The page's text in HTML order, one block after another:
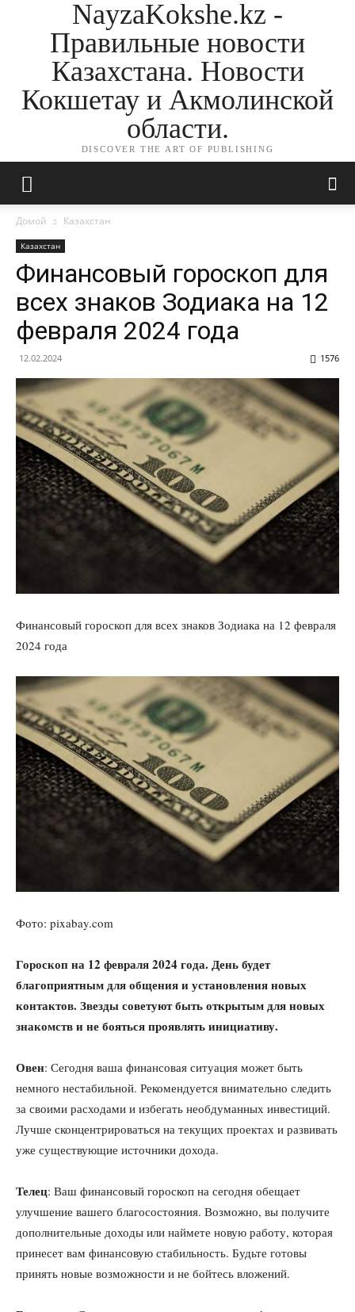
NayzaKokshe.kz -
Правильные новости
Казахстана. Новости
Кокшетау и Акмолинской
области.
DISCOVER THE ART OF PUBLISHING
Домой Казахстан
Казахстан
Финансовый гороскоп для
всех знаков Зодиака на 12
февраля 2024 года
12.02.2024 1576
Финансовый гороскоп для всех знаков Зодиака на 12 февраля
2024 года
Фото: pixabay.com
Гороскоп на 12 февраля 2024 года. День будет
благоприятным для общения и установления новых
контактов. Звезды советуют быть открытым для новых
знакомств и не бояться проявлять инициативу.
Овен: Сегодня ваша финансовая ситуация может быть
немного нестабильной. Рекомендуется внимательно следить
за своими расходами и избегать необдуманных инвестиций.
Лучше сконцентрироваться на текущих проектах и развивать
уже существующие источники дохода.
Телец: Ваш финансовый гороскоп на сегодня обещает
улучшение вашего благосостояния. Возможно, вы получите
дополнительные доходы или наймете новую работу, которая
принесет вам финансовую стабильность. Будьте готовы
принять новые возможности и не бойтесь вложений.